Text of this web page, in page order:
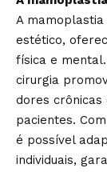
A
estético,
física e
cirurgia
dores crônicas
pacientes.
é possível
individuais,